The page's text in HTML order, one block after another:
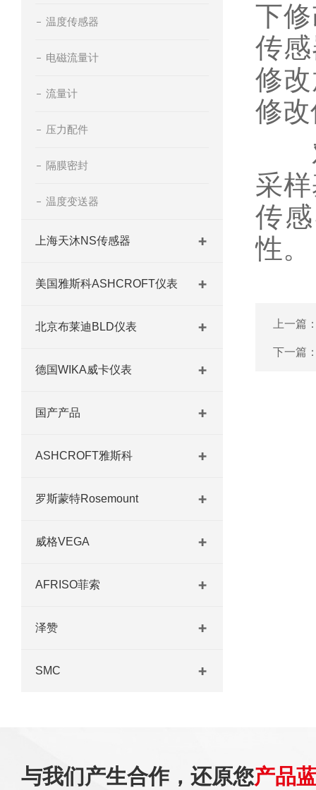
下
传
修
修
对
采
传
性。
上一篇
下一篇
温度传感器
电磁流量计
流量计
压力配件
隔膜密封
温度变送器
上海天沐NS传感器
美国雅斯科ASHCROFT仪表
北京布莱迪BLD仪表
德国WIKA威卡仪表
国产产品
ASHCROFT雅斯科
罗斯蒙特Rosemount
威格VEGA
AFRISO菲索
泽赞
SMC
与我们产生合作，还原您产品